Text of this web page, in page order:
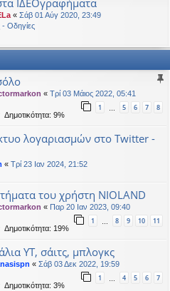
ΙΔΕΟγραφήματα
« Σάβ 01 Αύγ 2020, 23:49
- Οδηγίες
« Τρί 03 Μάιος 2022, 05:41
1 … 5 6 7 8
Δημοτικότητα: 9%
λογαριασμών στο Twitter -
« Τρί 23 Ιαν 2024, 21:52
του χρήστη NIOLAND
« Παρ 20 Ιαν 2023, 09:40
1 … 8 9 10 11
Δημοτικότητα: 19%
ΥΤ, σάιτς, μπλογκς
« Σάβ 03 Δεκ 2022, 19:59
1 … 4 5 6 7
Δημοτικότητα: 3%